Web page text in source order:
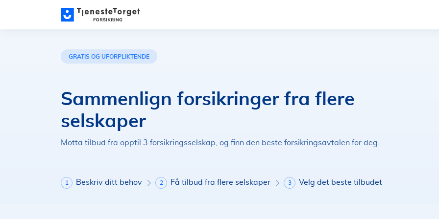
GRATIS OG UFORPLIKTENDE
Sammenlign forsikringer fra flere
selskaper
Motta tilbud fra opptil 3 forsikringsselskap, og finn den beste forsikringsavtalen for deg.
1 Beskriv ditt behov 2 Få tilbud fra flere selskaper 3 Velg det beste tilbudet